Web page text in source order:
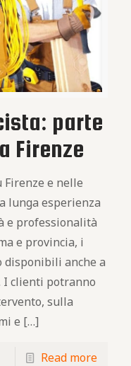
parte
Firenze
e nelle
lunga esperienza
e professionalità
e provincia, i
disponibili anche a
clienti potranno
sulla
e […]
Read more